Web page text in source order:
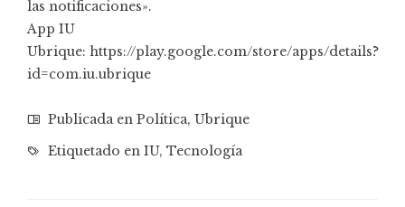
las notificaciones».
App IU
Ubrique: https://play.google.com/store/apps/details?
id=com.iu.ubrique
Publicada en Política, Ubrique
Etiquetado en IU, Tecnología